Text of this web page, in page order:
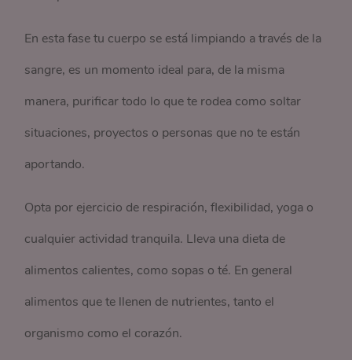
En esta fase tu cuerpo se está limpiando a través de la
sangre, es un momento ideal para, de la misma
manera, purificar todo lo que te rodea como soltar
situaciones, proyectos o personas que no te están
aportando.
Opta por ejercicio de respiración, flexibilidad, yoga o
cualquier actividad tranquila. Lleva una dieta de
alimentos calientes, como sopas o té. En general
alimentos que te llenen de nutrientes, tanto el
organismo como el corazón.